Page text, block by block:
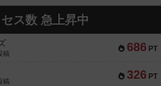
ス数 急上昇中
686 PT
稿
326 PT
稿